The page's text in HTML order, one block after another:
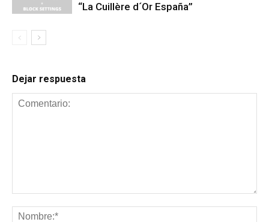
“La Cuillère d´Or España”
Dejar respuesta